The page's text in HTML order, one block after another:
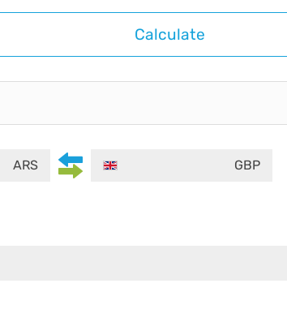
Calculate
GBP
ARS